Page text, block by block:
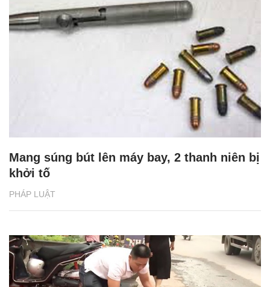
PHÁP LUẬT
Mang súng bút lên máy bay, 2 thanh niên bị
khởi tố